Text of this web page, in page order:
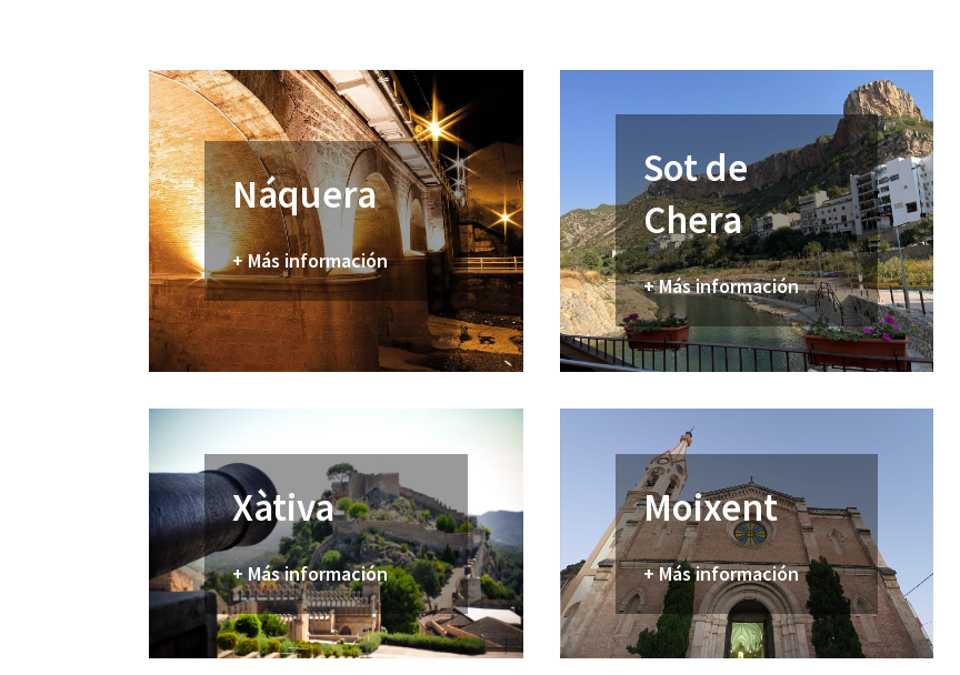
Náquera
+ Más información
Sot de
Chera
+ Más información
Xàtiva
+ Más información
Moixent
+ Más información